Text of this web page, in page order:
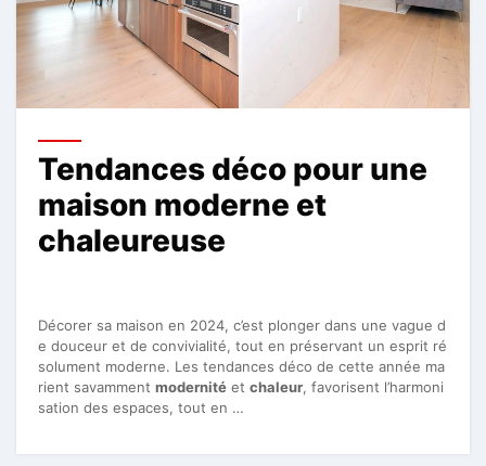
Tendances déco pour une
maison moderne et
chaleureuse
Décorer sa maison en 2024, c’est plonger dans une vague d
e douceur et de convivialité, tout en préservant un esprit ré
solument moderne. Les tendances déco de cette année ma
rient savamment modernité et chaleur, favorisent l’harmoni
sation des espaces, tout en …